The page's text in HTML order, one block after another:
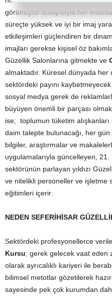
görünüştür dolayısıyla her
süreçte yüksek ve iyi bir imaj
etkileşimleri güçlendiren bir
imajları gerekse kişisel öz
Güzellik Salonlarına gitmekte ve
almaktadır. Küresel dünyada
sektördeki payını
sosyal medya gerek de
büyüyen önemli bir parçası
ise; toplumun tüketim alışkanları
daim talepte bulunacağı, her
bilgiler, araştırmalar ve
uygulamalarıyla güncelleyen,
sektörünün parlayan yıldızı
ve nitelikli personeller ve işletme
eğitimleri içerir.
NEDEN SEFERİHİSAR
Sektördeki profesyonellerce
Kursu; gerek gelecek vaat eden
olarak ayrıcalıklı kariyeri ile
bilimsel metotlar gözetilerek
sayesinde pek çok kurumdan